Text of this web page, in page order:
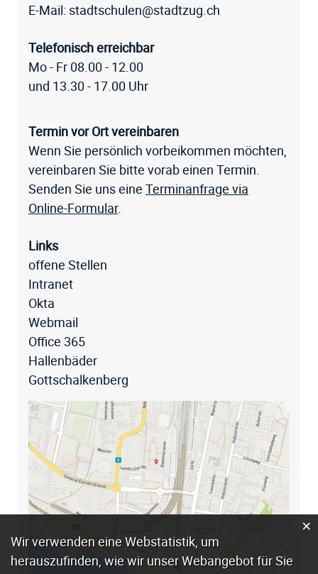
E-Mail: stadtschulen@stadtzug.ch
Telefonisch erreichbar
Mo - Fr 08.00 - 12.00
und 13.30 - 17.00 Uhr
Termin vor Ort vereinbaren
Wenn Sie persönlich vorbeikommen möchten,
vereinbaren Sie bitte vorab einen Termin.
Senden Sie uns eine Terminanfrage via
Online-Formular.
Links
offene Stellen
Intranet
Okta
Webmail
Office 365
Hallenbäder
Gottschalkenberg
Webstatistik
Wir verwenden eine Webstatistik, um
herauszufinden, wie wir unser Webangebot für Sie
×